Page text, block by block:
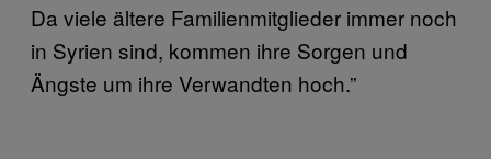
Da viele ältere Familienmitglieder immer noch
in Syrien sind, kommen ihre Sorgen und
Ängste um ihre Verwandten hoch.”